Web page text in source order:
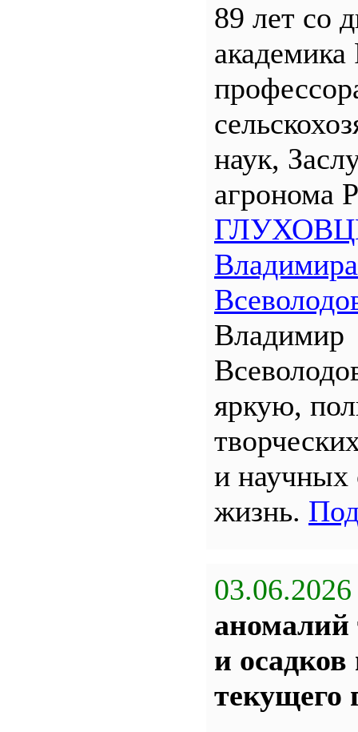
89 лет со
наук,
агронома
Владимира
Владимир
яркую,
и научных
жизнь.
03.06.2026
аномалий
и
текущего